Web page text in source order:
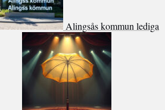
Alingsås kommun lediga